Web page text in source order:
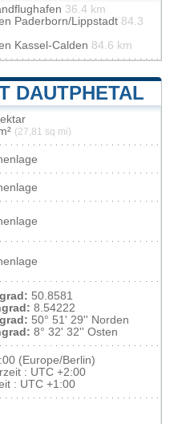
36.4 km
Paderborn/Lippstadt 84.3
Kassel-Calden 84.6 km
DAUTPHETAL
(27,81 sq mi)
50.8581
8.54222
50° 51' 29'' Norden
8° 32' 32'' Osten
(Europe/Berlin)
: UTC +2:00
: UTC +1:00